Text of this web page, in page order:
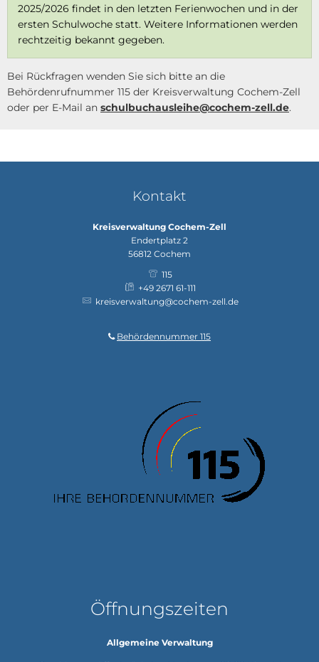
2025/2026 findet in den letzten Ferienwochen und in der
ersten Schulwoche statt. Weitere Informationen werden
rechtzeitig bekannt gegeben.
Bei Rückfragen wenden Sie sich bitte an die
Behördenrufnummer 115 der Kreisverwaltung Cochem-Zell
oder per E-Mail an schulbuchausleihe@cochem-zell.de.
Kontakt
Kreisverwaltung Cochem-Zell
Endertplatz 2
56812 Cochem
115
+49 2671 61-111
kreisverwaltung@cochem-zell.de
Behördennummer 115
Öffnungszeiten
Allgemeine Verwaltung